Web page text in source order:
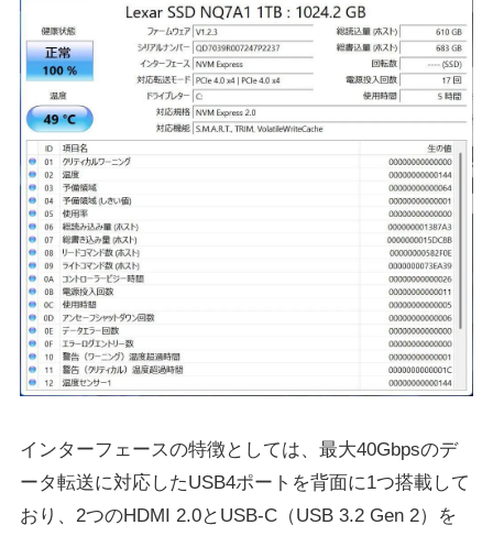
インターフェースの特徴としては、最大40Gbpsのデ
ータ転送に対応したUSB4ポートを背面に1つ搭載して
おり、2つのHDMI 2.0とUSB-C（USB 3.2 Gen 2）を